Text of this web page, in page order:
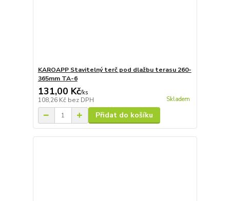
KAROAPP Stavitelný terč pod dlažbu terasu 260-
365mm TA-6
131,00 Kč/ks
108,26 Kč bez DPH Skladem
Přidat do košíku